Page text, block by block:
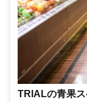
TRIALの青果ス